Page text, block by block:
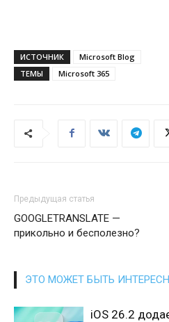
ИСТОЧНИК
Microsoft Blog
ТЕМЫ
Microsoft 365
Предыдущая статья
GOOGLETRANSLATE —
прикольно и бесполезно?
ЭТО МОЖЕТ БЫТЬ
iOS 26.2